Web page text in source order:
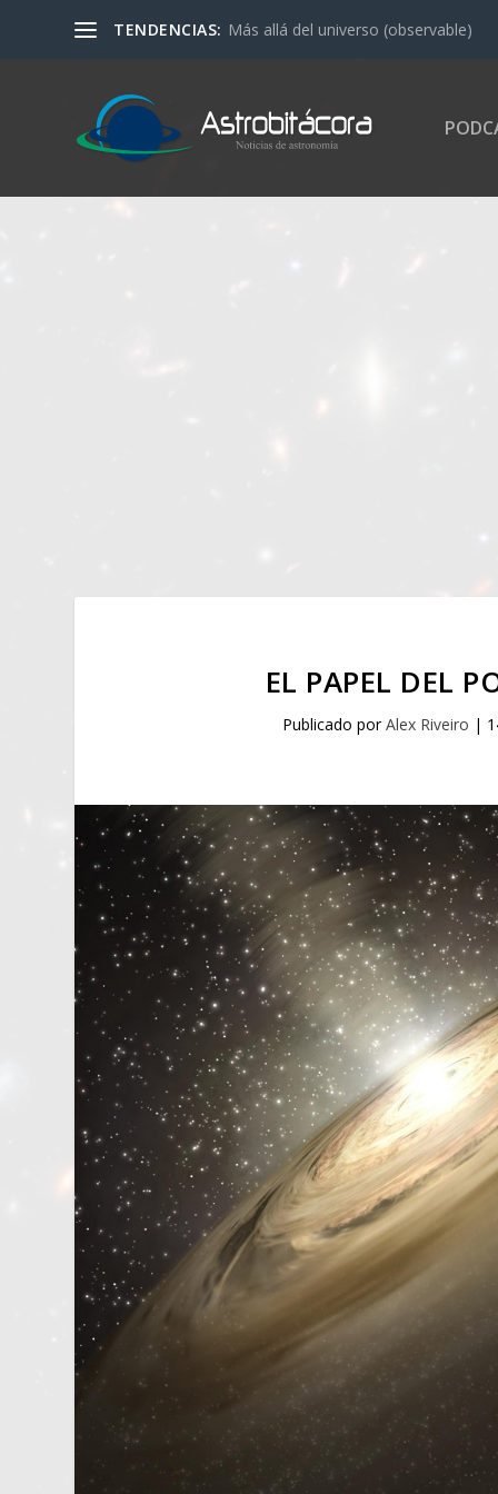
TENDENCIAS: Más allá del universo (observable)
EL PAPEL DEL
Publicado porAlex Riveiro |